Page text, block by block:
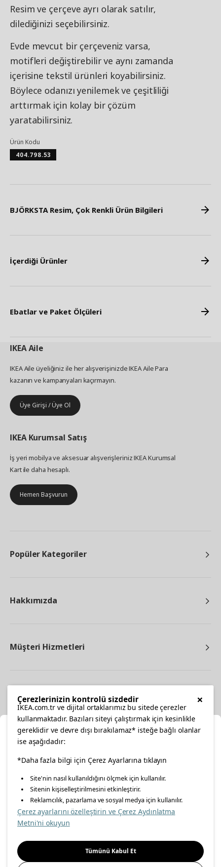
Resim ve çerçeve ayrı olarak satılır,
dilediğinizi seçebilirsiniz.
Evde mevcut bir çerçeveniz varsa,
motifleri değiştirebilir ve aynı zamanda
içerisine tekstil ürünleri koyabilirsiniz.
Böylece odanızı yenilemek ve çeşitliliği
arttırmak için kolay bir çözüm
yaratabilirsiniz.
Ürün Kodu
404.798.53
BJÖRKSTA Resim, Çok Renkli Ürün Bilgileri
İçerdiği Ürünler
Ebatlar ve Paket Ölçüleri
IKEAAile
IKEA Aile üyeliğiniz ile her alışverişinizde IKEA Aile Para
kazanın ve kampanyaları kaçırmayın.
Üye Girişi / Üye Ol
IKEA Kurumsal Satış
İş yeri mobilya ve aksesuar alışverişleriniz IKEA Kurumsal
Kart ile daha hesaplı.
Hemen Başvurun
Popüler Kategoriler
Hakkımızda
Müşteri Hizmetleri
facebooktwitterinstagrampinterestyoutube
linkedin
Enerji Politikası Bilgi Güvenliği Politikası
Gıda Güvenliği Politikası
Önemli Bilgilendirme İnternet Sitesi Gizlilik Politikası
Konumunuzu Seçin
İnternetten vereceğiniz siparişlerinizde size özel hizmet ve
içerikleri görebilmek için lütfen konumuzu seçin.
İl seçiniz
Seçiniz
×
Çerezlerinizin kontrolü sizdedir
IKEA.com.tr ve dijital ortaklarımız bu sitede çerezler
kullanmaktadır. Bazıları siteyi çalıştırmak için kesinlikle
gereklidir ve devre dışı bırakılamaz* isteğe bağlı olanlar
ise aşağıdadır:
*Daha fazla bilgi için Çerez Ayarlarına tıklayın
Site'nin nasıl kullanıldığını ölçmek için kullanılır.
Sitenin kişiselleştirilmesini etkinleştirir.
Reklamcılık, pazarlama ve sosyal medya için kullanılır.
Çerez ayarlarını özelleştirin ve Çerez Aydınlatma
Metni'ni okuyun
Tümünü Kabul Et